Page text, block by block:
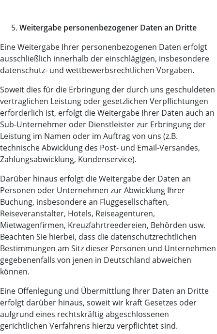
Weitergabe personenbezogener Daten an Dritte
Eine Weitergabe Ihrer personenbezogenen Daten erfolgt
ausschließlich innerhalb der einschlägigen, insbesondere
datenschutz- und wettbewerbsrechtlichen Vorgaben.
Soweit dies für die Erbringung der durch uns geschuldeten
vertraglichen Leistung oder gesetzlichen Verpflichtungen
erforderlich ist, erfolgt die Weitergabe Ihrer Daten auch an
Sub-Unternehmer oder Dienstleister zur Erbringung der
Leistung im Namen oder im Auftrag von uns (z.B.
technische Abwicklung des Post- und Email-Versandes,
Zahlungsabwicklung, Kundenservice).
Darüber hinaus erfolgt die Weitergabe der Daten an
Personen oder Unternehmen zur Abwicklung Ihrer
Buchung, insbesondere an Fluggesellschaften,
Reiseveranstalter, Hotels, Reiseagenturen,
Mietwagenfirmen, Kreuzfahrtreedereien, Behörden usw.
Beachten Sie hierbei, dass die datenschutzrechtlichen
Bestimmungen am Sitz dieser Personen und Unternehmen
gegebenenfalls von jenen in Deutschland abweichen
können.
Eine Offenlegung und Übermittlung Ihrer Daten an Dritte
erfolgt darüber hinaus, soweit wir kraft Gesetzes oder
aufgrund eines rechtskräftig abgeschlossenen
gerichtlichen Verfahrens hierzu verpflichtet sind.